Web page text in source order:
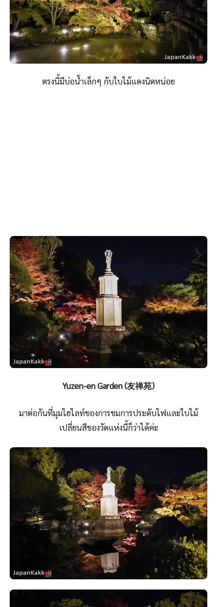
ตรงนี้มีบ่อน้ำเล็กๆ กับใบไม้แดงนิดหน่อย
Yuzen-en Garden (友禅苑)
มาต่อกันที่มุมไฮไลท์ของการชมการประดับไฟและใบไม้
เปลี่ยนสีของวัดแห่งนี้ก็ว่าได้ค่ะ